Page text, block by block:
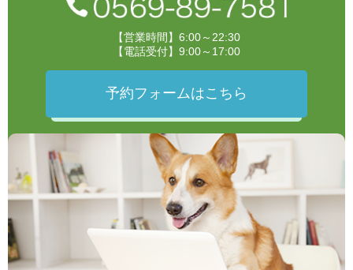
【営業時間】6:00～22:30
【電話受付】9:00～17:00
予約フォームはこちら